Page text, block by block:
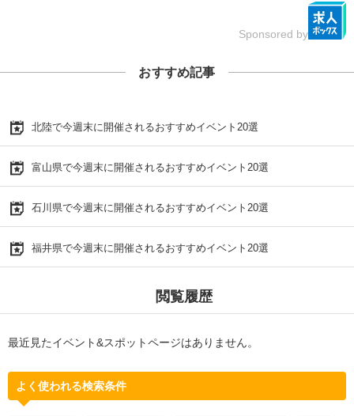
Sponsored by
おすすめ記事
北陸で今週末に開催されるおすすめイベント20選
富山県で今週末に開催されるおすすめイベント20選
石川県で今週末に開催されるおすすめイベント20選
福井県で今週末に開催されるおすすめイベント20選
閲覧履歴
最近見たイベント&スポットページはありません。
よく使われる検索条件